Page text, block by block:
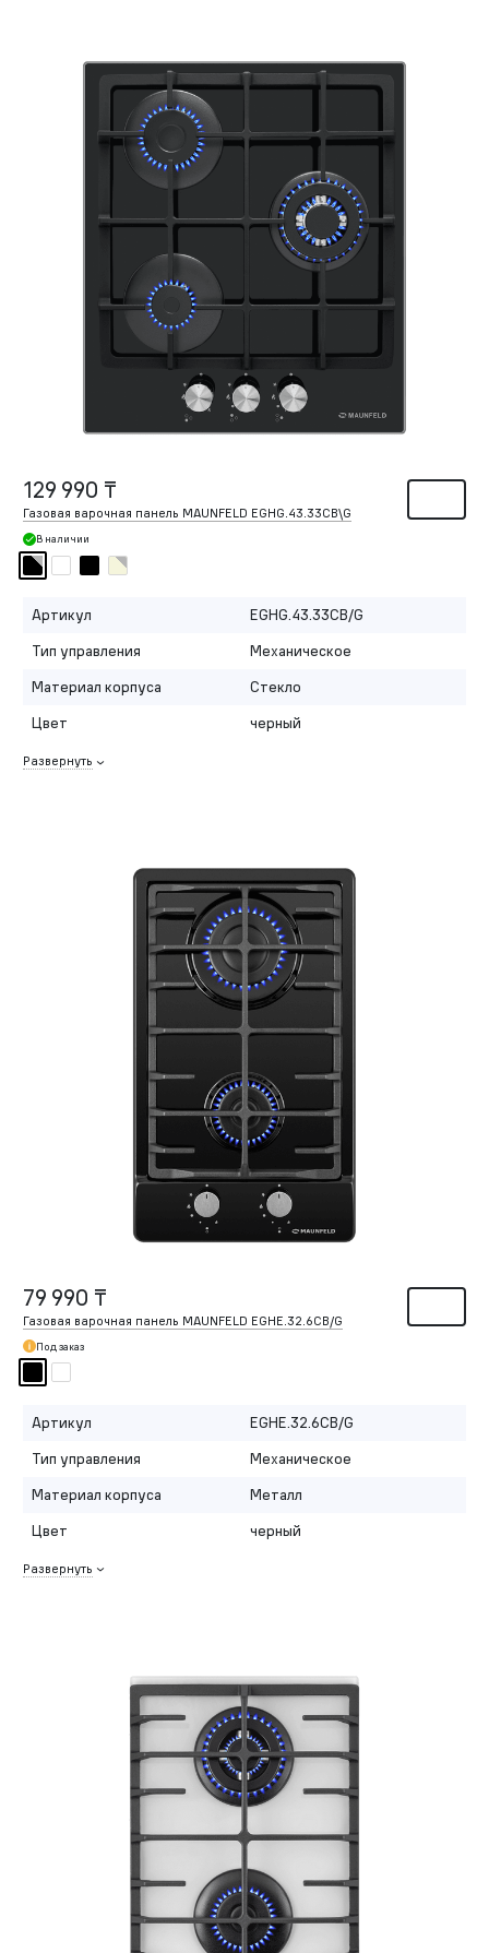
129 990 ₸
Газовая варочная панель MAUNFELD EGHG.43.33CB\G
В наличии
Артикул
EGHG.43.33CB/G
Тип управления
Механическое
Материал корпуса
Стекло
Цвет
черный
Развернуть
79 990 ₸
Газовая варочная панель MAUNFELD EGHE.32.6CB/G
Под заказ
Артикул
EGHE.32.6CB/G
Тип управления
Механическое
Материал корпуса
Металл
Цвет
черный
Развернуть